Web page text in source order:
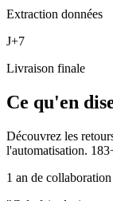
Extraction données
J+7
Livraison finale
Ce qu'en
Découvrez les
l'automatisation. 183
1 an de